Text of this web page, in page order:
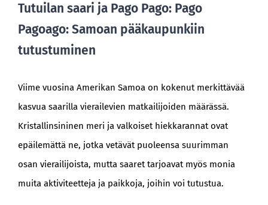
Tutuilan saari ja Pago Pago: Pago
Pagoago: Samoan pääkaupunkiin
tutustuminen
Viime vuosina Amerikan Samoa on kokenut merkittävää
kasvua saarilla vierailevien matkailijoiden määrässä.
Kristallinsininen meri ja valkoiset hiekkarannat ovat
epäilemättä ne, jotka vetävät puoleensa suurimman
osan vierailijoista, mutta saaret tarjoavat myös monia
muita aktiviteetteja ja paikkoja, joihin voi tutustua.